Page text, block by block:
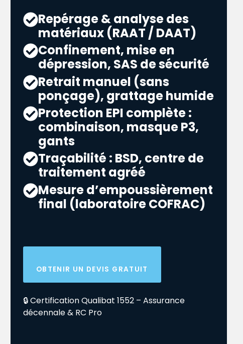
Repérage & analyse des
matériaux (RAAT / DAAT)
Confinement, mise en
dépression, SAS de sécurité
Retrait manuel (sans
ponçage), grattage humide
Protection EPI complète :
combinaison, masque P3,
gants
Traçabilité : BSD, centre de
traitement agréé
Mesure d’empoussièrement
final (laboratoire COFRAC)
OBTENIR UN DEVIS GRATUIT
🔒 Certification Qualibat 1552 – Assurance
décennale & RC Pro